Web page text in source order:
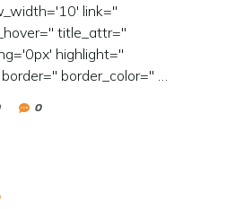
link=''
title_attr=''
highlight=''
border_color='' …
0